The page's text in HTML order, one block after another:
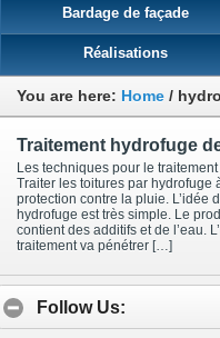
Bardage de façade
Réalisations
You are here: Home /
Traitement hydrofuge
Les techniques pour le
Traiter les toitures par hydrofuge
protection contre la pluie. L’idée
hydrofuge est très simple. Le
contient des additifs et de l’eau.
traitement va pénétrer […]
Follow Us: